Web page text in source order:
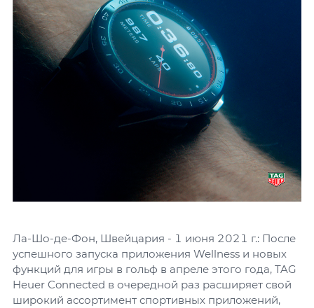
Ла-Шо-де-Фон, Швейцария - 1 июня 2021 г.: После
успешного запуска приложения Wellness и новых
функций для игры в гольф в апреле этого года, TAG
Heuer Connected в очередной раз расширяет свой
широкий ассортимент спортивных приложений,